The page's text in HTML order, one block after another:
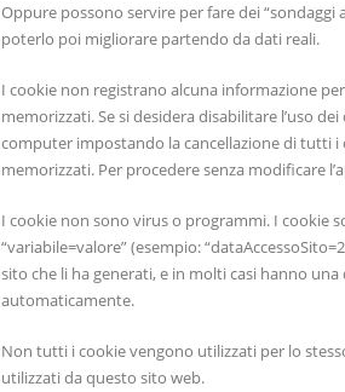
Oppure possono servire per fare dei
poterlo poi migliorare partendo da dati reali.
I cookie non registrano alcuna informazione
memorizzati. Se si desidera disabilitare l’uso
computer impostando la cancellazione di tutti
memorizzati. Per procedere senza modificare
I cookie non sono virus o programmi. I cookie
“variabile=valore” (esempio:
sito che li ha generati, e in molti casi hanno
automaticamente.
Non tutti i cookie vengono utilizzati per lo
utilizzati da questo sito web.